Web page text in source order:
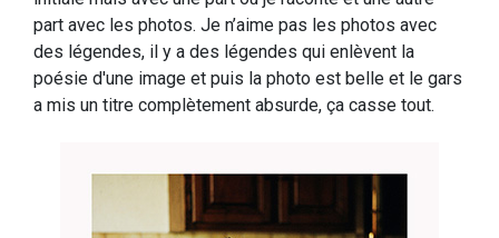
part avec les photos. Je n’aime pas les photos avec
des légendes, il y a des légendes qui enlèvent la
poésie d'une image et puis la photo est belle et le gars
a mis un titre complètement absurde, ça casse tout.